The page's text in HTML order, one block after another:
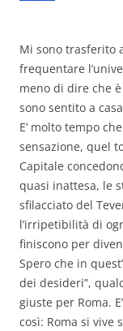
Mi sono trasferito
frequentare
meno di dire che
sono sentito a
E’ molto tempo
sensazione, quel
Capitale
quasi inattesa, le
sfilacciato del
l’irripetibilità di
finiscono per
Spero che in
dei desideri”,
giuste per Roma.
così: Roma si vive